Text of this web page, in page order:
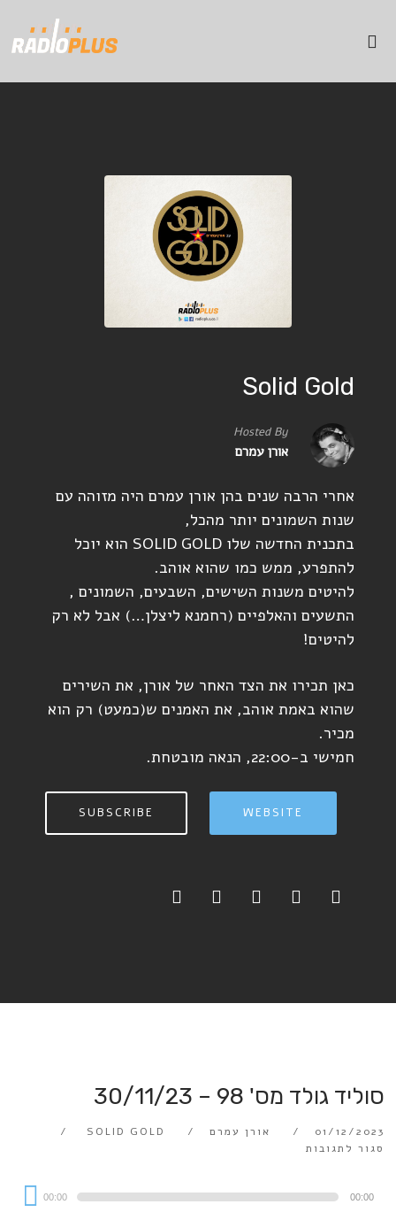
Solid Gold
Hosted By
אורן עמרם
אחרי הרבה שנים בהן אורן עמרם היה מזוהה עם
שנות השמונים יותר מהכל,
בתכנית החדשה שלו SOLID GOLD הוא יוכל
להתפרע, ממש כמו שהוא אוהב.
להיטים משנות השישים, השבעים, השמונים ,
התשעים והאלפיים (רחמנא ליצלן…) אבל לא רק
להיטים!
כאן תכירו את הצד האחר של אורן, את השירים
שהוא באמת אוהב, את האמנים ש(כמעט) רק הוא
מכיר.
חמישי ב-22:00, הנאה מובטחת.
WEBSITE
SUBSCRIBE
סוליד גולד מס' 98 – 30/11/23
01/12/2023 אורן עמרם
SOLID GOLD
סגור לתגובות
Audio
00:00 00:00